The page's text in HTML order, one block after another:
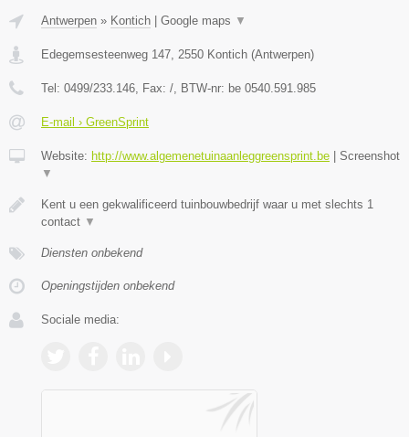
Antwerpen » Kontich Google maps ▼
Edegemsesteenweg 147 2550 Kontich (Antwerpen)
Tel: 0499/233.146 , Fax: / , BTW-nr: be 0540.591.985
E-mail › GreenSprint
Website: http://www.algemenetuinaanleggreensprint.be
Screenshot
▼
Kent u een gekwalificeerd tuinbouwbedrijf waar u met slechts 1
contact ▼
Diensten onbekend
Openingstijden onbekend
Sociale media: